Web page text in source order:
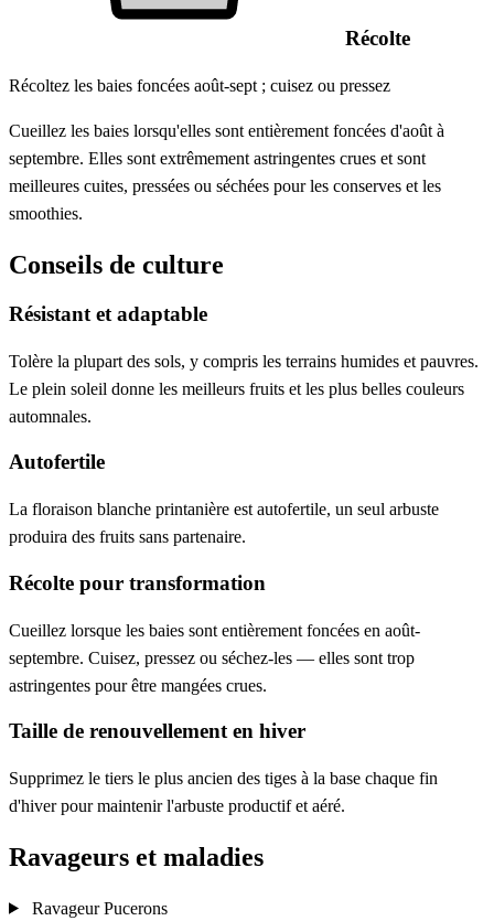
Récolte
Récoltez les baies foncées août-sept ; cuisez ou pressez
Cueillez les baies lorsqu'elles sont entièrement foncées d'août à
septembre. Elles sont extrêmement astringentes crues et sont
meilleures cuites, pressées ou séchées pour les conserves et les
smoothies.
Conseils de culture
Résistant et adaptable
Tolère la plupart des sols, y compris les terrains humides et pauvres.
Le plein soleil donne les meilleurs fruits et les plus belles couleurs
automnales.
Autofertile
La floraison blanche printanière est autofertile, un seul arbuste
produira des fruits sans partenaire.
Récolte pour transformation
Cueillez lorsque les baies sont entièrement foncées en août-
septembre. Cuisez, pressez ou séchez-les — elles sont trop
astringentes pour être mangées crues.
Taille de renouvellement en hiver
Supprimez le tiers le plus ancien des tiges à la base chaque fin
d'hiver pour maintenir l'arbuste productif et aéré.
Ravageurs et maladies
RavageurPucerons